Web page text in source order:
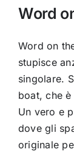
Word
Word on
stupisce
singolare.
boat, che è
Un vero e
dove gli
originale